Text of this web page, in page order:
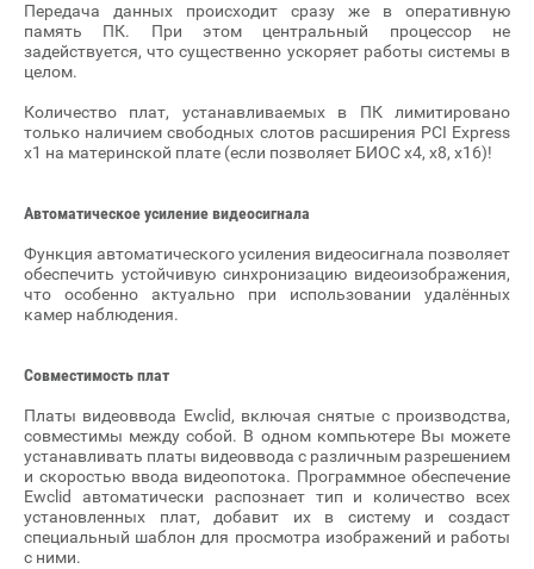
Передача данных происходит сразу же в оперативную
память ПК. При этом центральный процессор не
задействуется, что существенно ускоряет работы системы в
целом.
Количество плат, устанавливаемых в ПК лимитировано
только наличием свободных слотов расширения PCI Express
x1 на материнской плате (если позволяет БИОС x4, x8, x16)!
Автоматическое усиление видеосигнала
Функция автоматического усиления видеосигнала позволяет
обеспечить устойчивую синхронизацию видеоизображения,
что особенно актуально при использовании удалённых
камер наблюдения.
Совместимость плат
Платы видеоввода Ewclid, включая снятые с производства,
совместимы между собой. В одном компьютере Вы можете
устанавливать платы видеоввода с различным разрешением
и скоростью ввода видеопотока. Программное обеспечение
Ewclid автоматически распознает тип и количество всех
установленных плат, добавит их в систему и создаст
специальный шаблон для просмотра изображений и работы
с ними.